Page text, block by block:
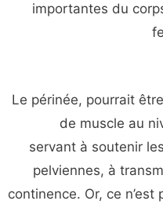
importantes du
Le périnée, pourrait
de muscle au
servant à soutenir
pelviennes, à
continence. Or, ce